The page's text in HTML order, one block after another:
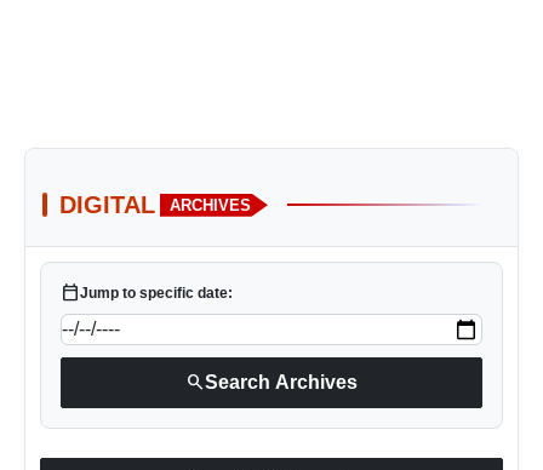
DIGITAL ARCHIVES
calendar_todayJump to specific date:
searchSearch Archives